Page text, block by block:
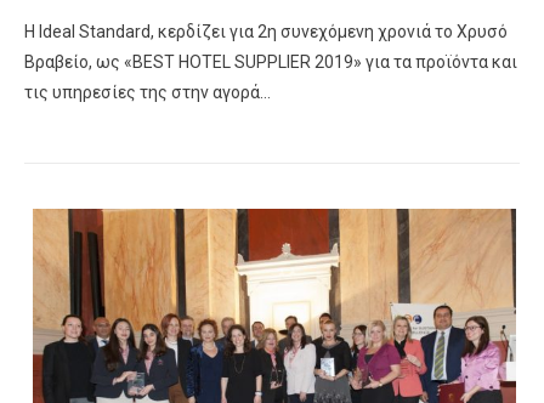
H Ideal Standard, κερδίζει για 2η συνεχόμενη χρονιά το Χρυσό
Βραβείο, ως «BEST HOTEL SUPPLIER 2019» για τα προϊόντα και
τις υπηρεσίες της στην αγορά…